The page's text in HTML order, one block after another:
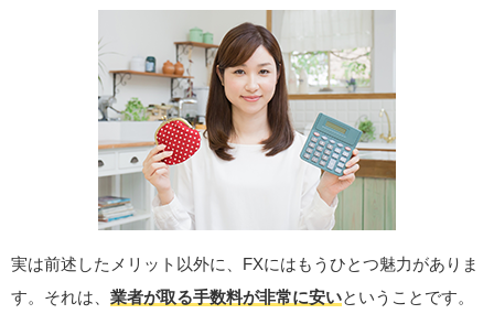
実は前述したメリット以外に、FXにはもうひとつ魅力がありま
す。それは、 業者が取る手数料が非常に安いということです。